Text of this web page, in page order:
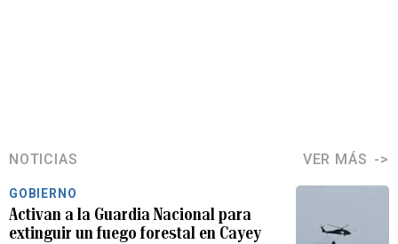
NOTICIAS VER MÁS
GOBIERNO
Activan a la Guardia Nacional para
extinguir un fuego forestal en Cayey